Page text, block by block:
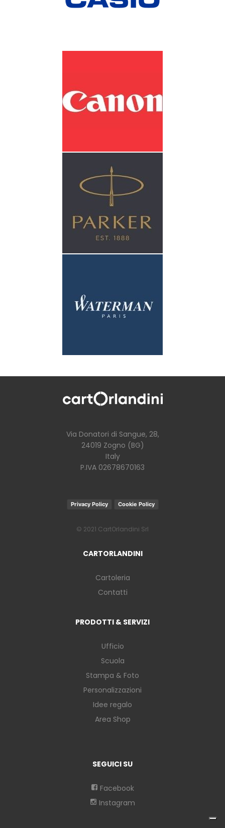
Via Donatori di Sangue, 28,
24019 Zogno (BG)
Italy
P.IVA 02678670163
Privacy Policy Cookie Policy
© 2021 CartOrlandini Srl
CARTORLANDINI
Cartoleria
Contatti
PRODOTTI & SERVIZI
Ufficio
Scuola
Stampa & Foto
Personalizzazioni
Idee regalo
Area Shop
SEGUICI SU
Facebook
Instagram